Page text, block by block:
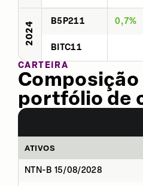
2024 B5P211 0,7%
BITC11
CARTEIRA
Composição
portfólio de
ATIVOS
NTN-B 15/08/2028